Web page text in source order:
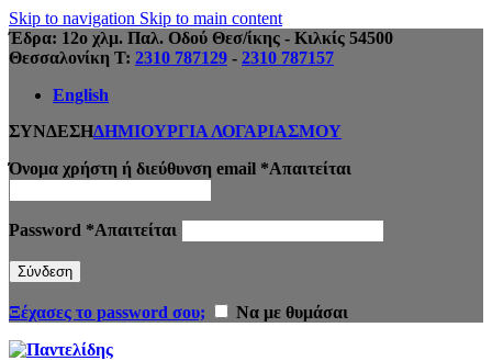
Skip to navigation Skip to main content
Έδρα: 12ο χλμ. Παλ. Οδού Θεσ/ίκης - Κιλκίς 54500
Θεσσαλονίκη Τ: 2310 787129 - 2310 787157
English
ΣΥΝΔΕΣΗΔΗΜΙΟΥΡΓΙΑ ΛΟΓΑΡΙΑΣΜΟΥ
Όνομα χρήστη ή διεύθυνση email *Απαιτείται
Password *Απαιτείται
Σύνδεση
Ξέχασες το password σου; Να με θυμάσαι